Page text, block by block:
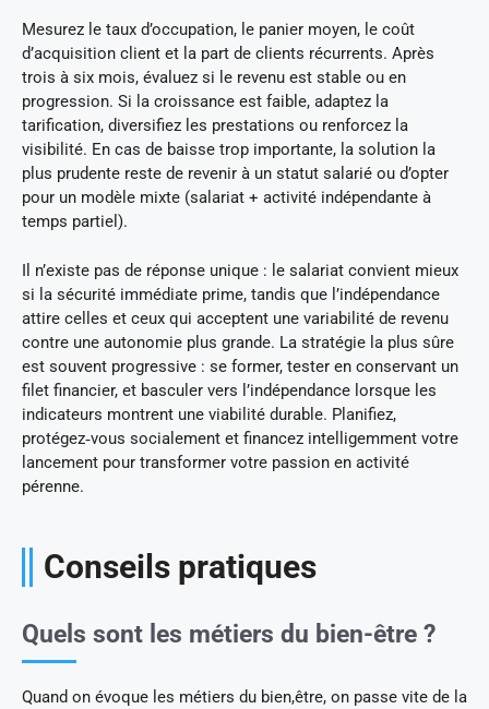
Mesurez le taux d’occupation, le panier moyen, le coût
d’acquisition client et la part de clients récurrents. Après
trois à six mois, évaluez si le revenu est stable ou en
progression. Si la croissance est faible, adaptez la
tarification, diversifiez les prestations ou renforcez la
visibilité. En cas de baisse trop importante, la solution la
plus prudente reste de revenir à un statut salarié ou d’opter
pour un modèle mixte (salariat + activité indépendante à
temps partiel).
Il n’existe pas de réponse unique : le salariat convient mieux
si la sécurité immédiate prime, tandis que l’indépendance
attire celles et ceux qui acceptent une variabilité de revenu
contre une autonomie plus grande. La stratégie la plus sûre
est souvent progressive : se former, tester en conservant un
filet financier, et basculer vers l’indépendance lorsque les
indicateurs montrent une viabilité durable. Planifiez,
protégez‑vous socialement et financez intelligemment votre
lancement pour transformer votre passion en activité
pérenne.
Conseils pratiques
Quels sont les métiers du bien-être ?
Quand on évoque les métiers du bien,être, on passe vite de la